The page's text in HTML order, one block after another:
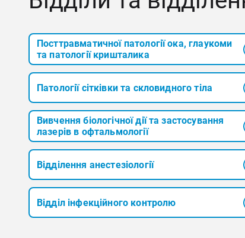
Посттравматичної патології ока, глаукоми
та патології кришталика
Патології сітківки та скловидного тіла
Вивчення біологічної дії та застосування
лазерів в офтальмології
Відділення анестезіології
Відділ інфекційного контролю